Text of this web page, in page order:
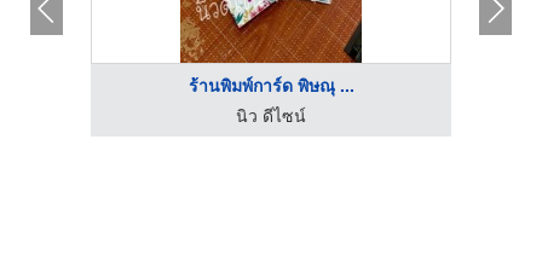
ร้านพิมพ์การ์ด พิษณุ ...
นิว ดีไซน์